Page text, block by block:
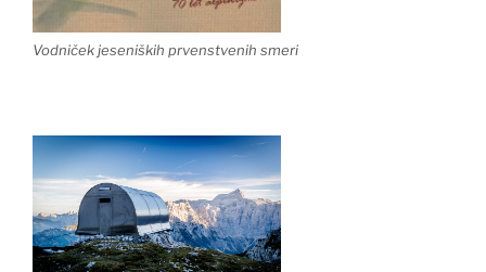
Vodniček jeseniških prvenstvenih smeri